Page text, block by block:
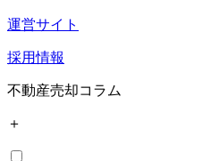
運営サイト
採用情報
不動産売却コラム
＋